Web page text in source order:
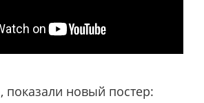
показали новый постер: